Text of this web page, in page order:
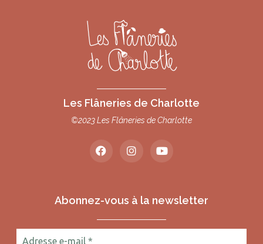
Les Flâneries de Charlotte
©2023 Les Flâneries de Charlotte
Abonnez-vous à la newsletter